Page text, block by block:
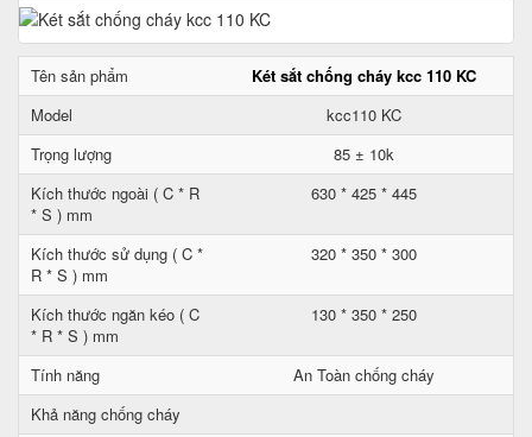
Tên sản phẩm
Két sắt chống cháy kcc 110 KC
Model
kcc110 KC
Trọng lượng
85 ± 10k
Kích thước ngoài ( C * R
* S ) mm
630 * 425 * 445
Kích thước sử dụng ( C *
R * S ) mm
320 * 350 * 300
Kích thước ngăn kéo ( C
* R * S ) mm
130 * 350 * 250
Tính năng
An Toàn chống cháy
Khả năng chống cháy